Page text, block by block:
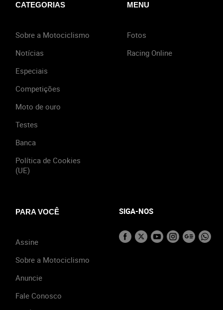
CATEGORIAS
Sobre a Motociclismo
Notícias
Especiais
Competições
Moto de ouro
Testes
Banca
Política de Cookies
(UE)
MENU
Fotos
Racing Online
PARA VOCÊ
Assine
Sobre a Motociclismo
Anuncie
Fale Conosco
SIGA-NOS